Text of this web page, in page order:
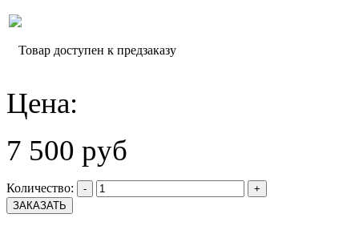
Товар доступен к предзаказу
Цена:
7 500 руб
Количество: - +